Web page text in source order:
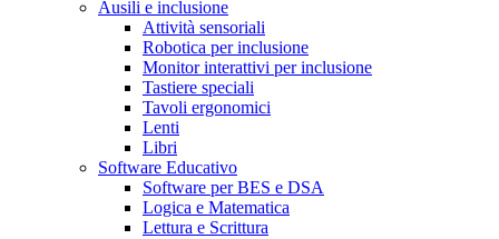
Ausili e inclusione
Attività sensoriali
Robotica per inclusione
Monitor interattivi per inclusione
Tastiere speciali
Tavoli ergonomici
Lenti
Libri
Software Educativo
Software per BES e DSA
Logica e Matematica
Lettura e Scrittura